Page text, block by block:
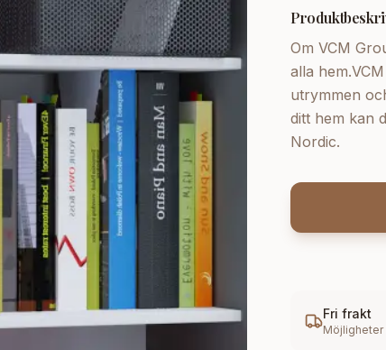
Om VCM
alla
utrymmen
ditt hem kan
Nordic.
Fri frakt
Möjligheter